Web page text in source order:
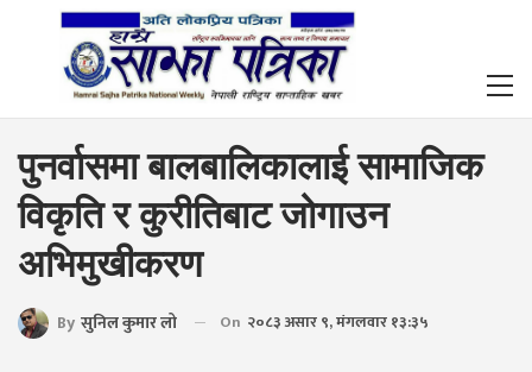
पुनर्वासमा बालबालिकालाई सामाजिक
विकृति र कुरीतिबाट जोगाउन
अभिमुखीकरण
By सुनिल कुमार लो On २०८३ असार ९, मंगलवार १३:३५